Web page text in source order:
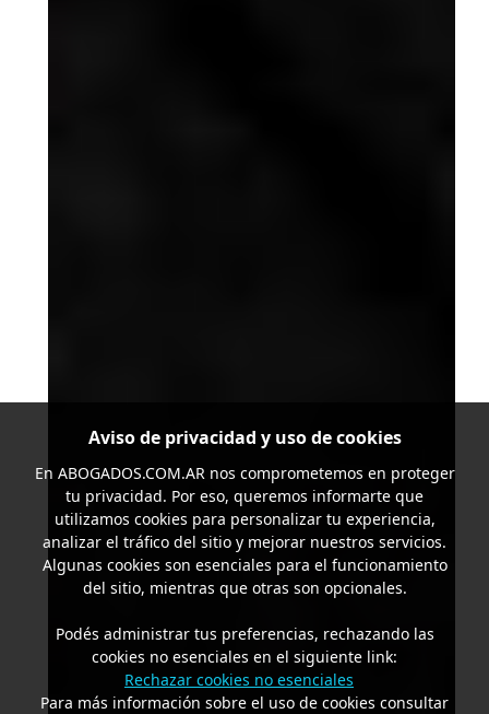
Aviso de privacidad y uso de cookies
En ABOGADOS.COM.ARnos comprometemos en proteger
tu privacidad. Por eso, queremos informarte que
utilizamos cookies para personalizar tu experiencia,
analizar el tráfico del sitio y mejorar nuestros servicios.
Algunas cookies son esenciales para el funcionamiento
del sitio, mientras que otras son opcionales.
Podés administrar tus preferencias, rechazando las
cookies no esenciales en el siguiente link:
Rechazar cookies no esenciales
Para más información sobre el uso de cookies consultar